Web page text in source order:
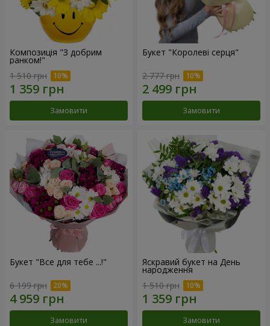
Композиція "З добрим
ранком!"
1 510 грн
Замовити
Букет "Королеві серця"
2 777 грн
Замовити
Букет "Все для тебе ...!"
6 199 грн
Замовити
Яскравий букет на День
народження
1 510 грн
Замовити